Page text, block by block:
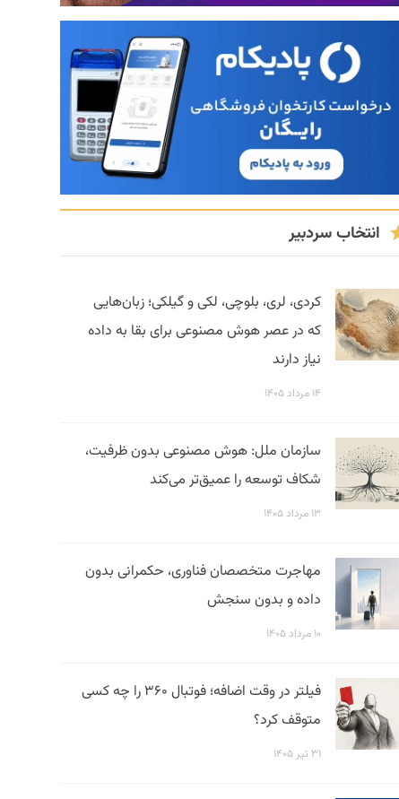
انتخاب سردبیر
کردی، لری، بلوچی، لکی و گیلکی؛ زبان‌هایی
که در عصر هوش مصنوعی برای بقا به داده
نیاز دارند
۱۴ مرداد ۱۴۰۵
سازمان ملل: هوش مصنوعی بدون ظرفیت،
شکاف توسعه را عمیق‌تر می‌کند
۱۳ مرداد ۱۴۰۵
مهاجرت متخصصان فناوری، حکمرانی بدون
داده و بدون سنجش
۱۰ مرداد ۱۴۰۵
فیلتر در وقت اضافه؛ فوتبال ۳۶۰ را چه کسی
متوقف کرد؟
۳۱ تیر ۱۴۰۵